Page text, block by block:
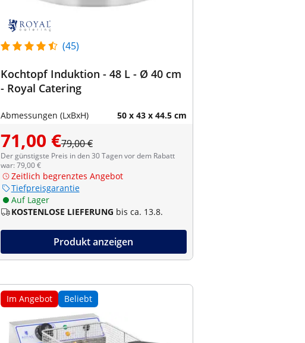
(45)
Kochtopf Induktion - 48 L - Ø 40 cm
- Royal Catering
Abmessungen (LxBxH) 50 x 43 x 44.5 cm
71,00 €79,00 €
Der günstigste Preis in den 30 Tagen vor dem Rabatt
war: 79,00 €
Zeitlich begrenztes Angebot
Tiefpreisgarantie
Auf Lager
KOSTENLOSE LIEFERUNG bis ca. 13.8.
Produkt anzeigen
Im Angebot Beliebt